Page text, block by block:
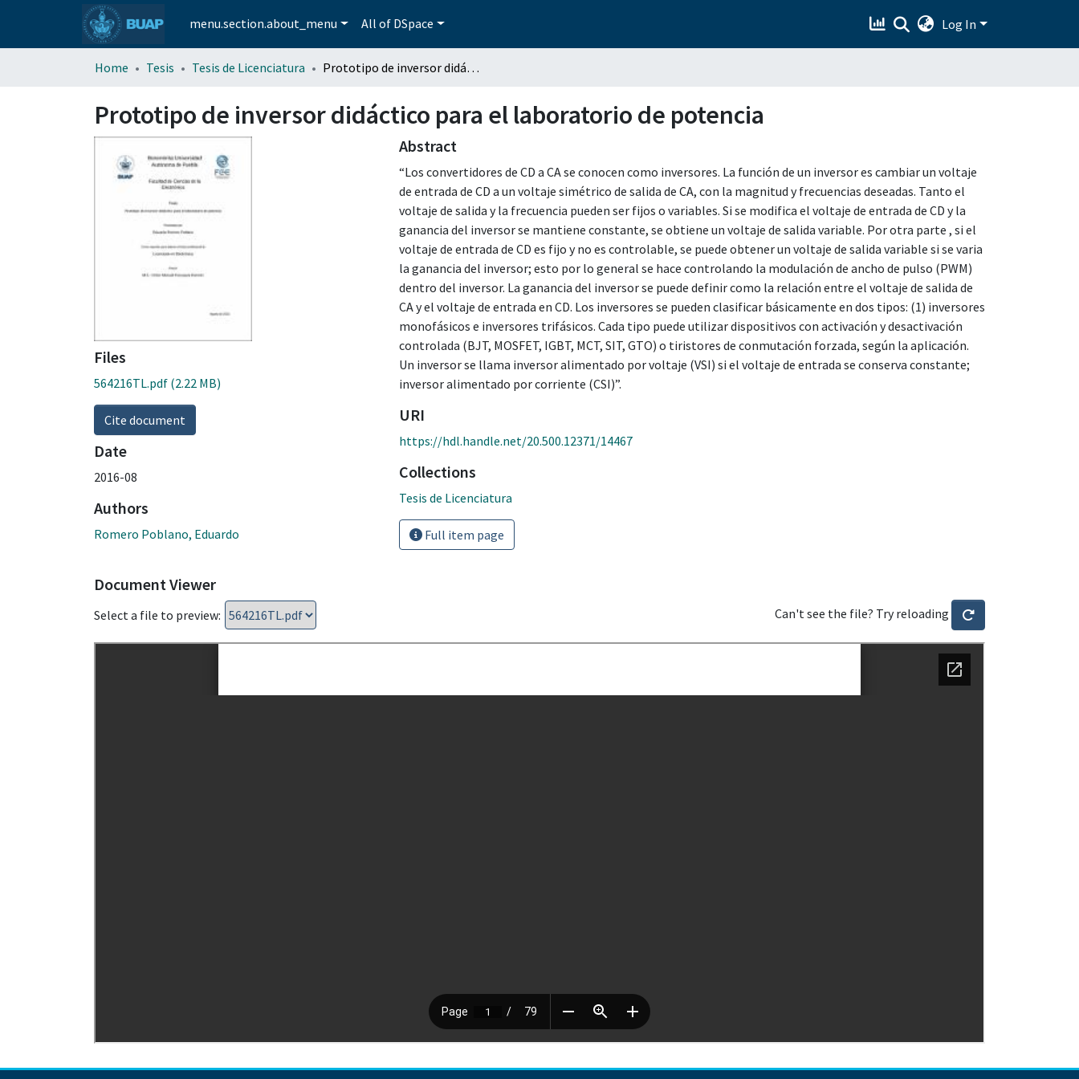
menu.section.about_menu All of DSpace Log In
Home Tesis Tesis de Licenciatura Prototipo de inversor didáctico para el laboratorio de potencia
Prototipo de inversor didáctico para el laboratorio de potencia
Files
564216TL.pdf (2.22 MB)
Cite document
Date
2016-08
Authors
Romero Poblano, Eduardo
Abstract
“Los convertidores de CD a CA se conocen como inversores. La función de un inversor es cambiar un voltaje
de entrada de CD a un voltaje simétrico de salida de CA, con la magnitud y frecuencias deseadas. Tanto el
voltaje de salida y la frecuencia pueden ser fijos o variables. Si se modifica el voltaje de entrada de CD y la
ganancia del inversor se mantiene constante, se obtiene un voltaje de salida variable. Por otra parte , si el
voltaje de entrada de CD es fijo y no es controlable, se puede obtener un voltaje de salida variable si se varia
la ganancia del inversor; esto por lo general se hace controlando la modulación de ancho de pulso (PWM)
dentro del inversor. La ganancia del inversor se puede definir como la relación entre el voltaje de salida de
CA y el voltaje de entrada en CD. Los inversores se pueden clasificar básicamente en dos tipos: (1) inversores
monofásicos e inversores trifásicos. Cada tipo puede utilizar dispositivos con activación y desactivación
controlada (BJT, MOSFET, IGBT, MCT, SIT, GTO) o tiristores de conmutación forzada, según la aplicación.
Un inversor se llama inversor alimentado por voltaje (VSI) si el voltaje de entrada se conserva constante;
inversor alimentado por corriente (CSI)”.
URI
https://hdl.handle.net/20.500.12371/14467
Collections
Tesis de Licenciatura
Full item page
Document Viewer
Select a file to preview: Can't see the file? Try reloading